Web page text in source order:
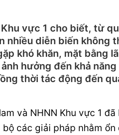
vực 1 cho biết, từ
nhiều diễn biến không
khó khăn, mặt bằng
hưởng đến khả
thời tác động đến
và NHNN Khu vực 1 đã
các giải pháp nhằm